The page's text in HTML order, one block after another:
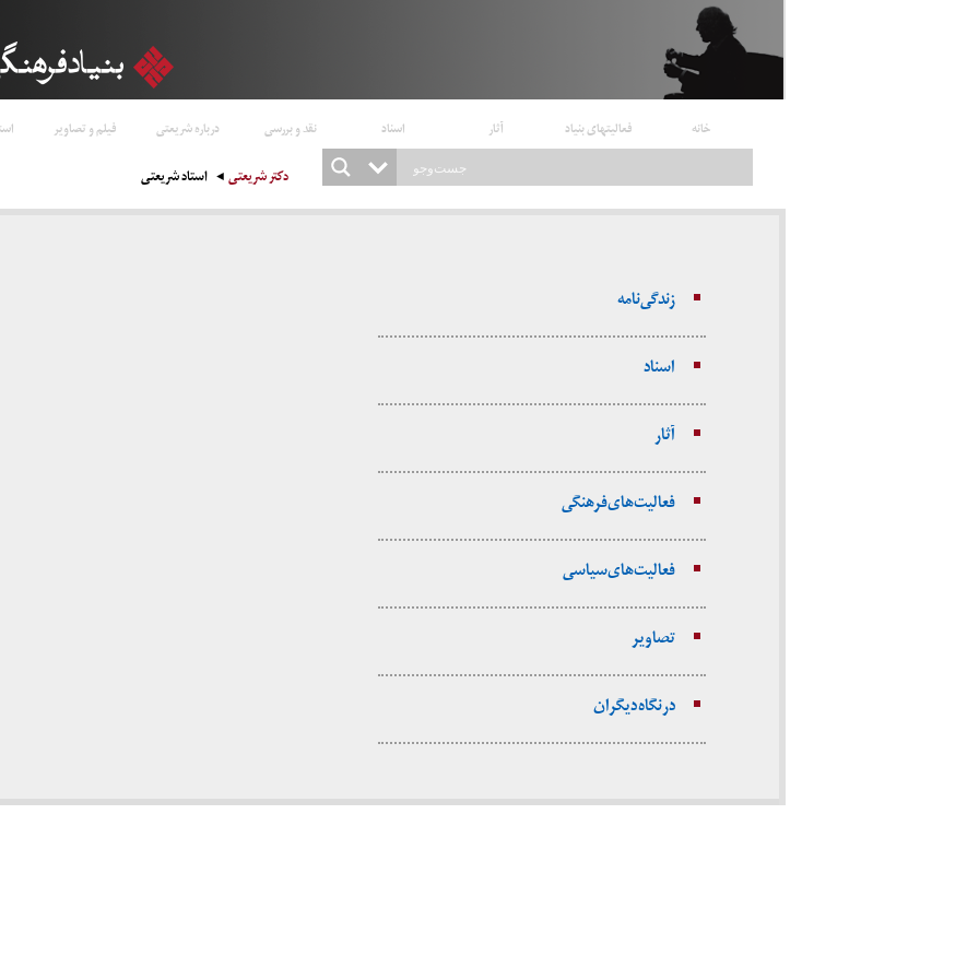
خانه فعالیتهای بنیاد آثار اسناد نقد و بررسی درباره شریعتی فیلم و تصاویر
دکتر شریعتی استاد شریعتی
زندگی نامه
اسناد
آثار
فعالیت‌های فرهنگی
فعالیت‌های سیاسی
تصاویر
در نگاه دیگران